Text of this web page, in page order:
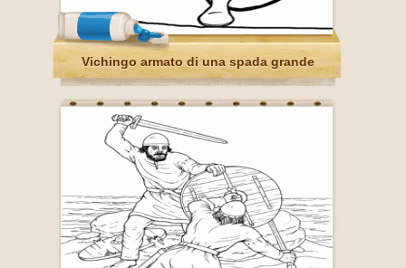
Vichingo armato di una spada grande